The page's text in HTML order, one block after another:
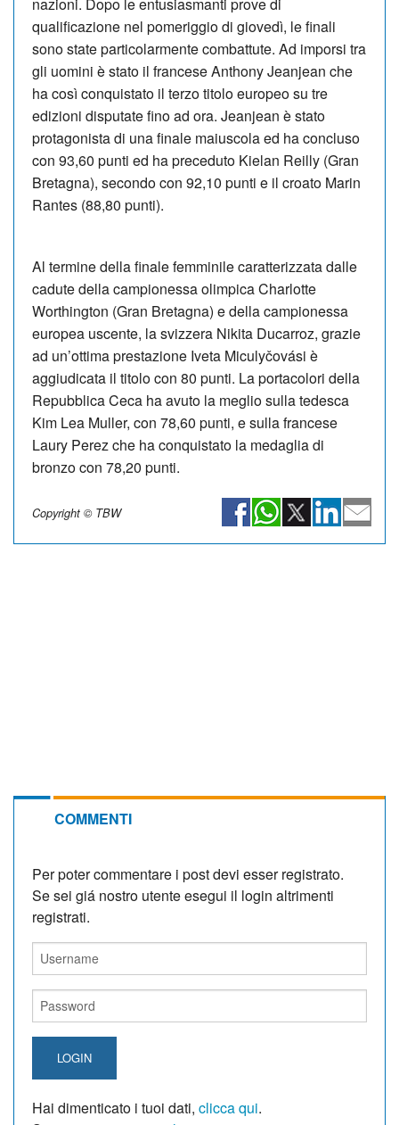
qualificazione nel pomeriggio di giovedì, le finali
sono state particolarmente combattute. Ad imporsi tra
gli uomini è stato il francese Anthony Jeanjean che
ha così conquistato il terzo titolo europeo su tre
edizioni disputate fino ad ora. Jeanjean è stato
protagonista di una finale maiuscola ed ha concluso
con 93,60 punti ed ha preceduto Kielan Reilly (Gran
Bretagna), secondo con 92,10 punti e il croato Marin
Rantes (88,80 punti).
Al termine della finale femminile caratterizzata dalle
cadute della campionessa olimpica Charlotte
Worthington (Gran Bretagna) e della campionessa
europea uscente, la svizzera Nikita Ducarroz, grazie
ad un’ottima prestazione Iveta Miculyčovási è
aggiudicata il titolo con 80 punti. La portacolori della
Repubblica Ceca ha avuto la meglio sulla tedesca
Kim Lea Muller, con 78,60 punti, e sulla francese
Laury Perez che ha conquistato la medaglia di
bronzo con 78,20 punti.
Copyright © TBW
COMMENTI
Per poter commentare i post devi esser registrato.
Se sei giá nostro utente esegui il login altrimenti
registrati.
LOGIN
Hai dimenticato i tuoi dati, clicca qui.